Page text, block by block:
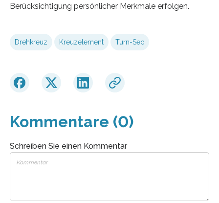
Berücksichtigung persönlicher Merkmale erfolgen.
Drehkreuz Kreuzelement Turn-Sec
Kommentare (0)
Schreiben Sie einen Kommentar